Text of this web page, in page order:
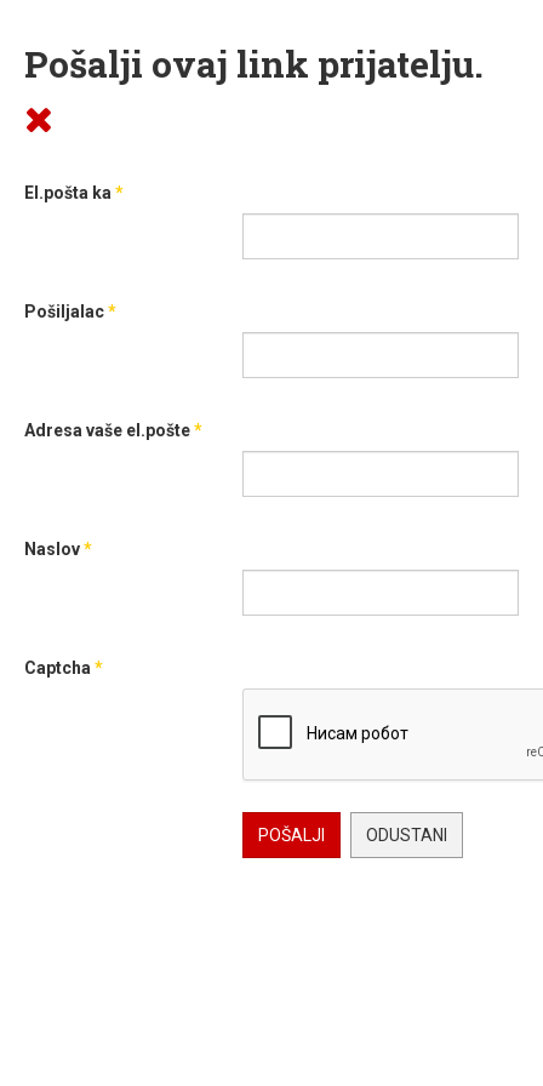
Pošalji ovaj link prijatelju.
El.pošta ka *
Pošiljalac*
Adresa vaše el.pošte*
Naslov*
Captcha *
POŠALJI ODUSTANI